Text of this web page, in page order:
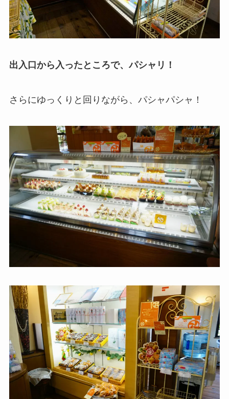
出入口から入ったところで、パシャリ！
さらにゆっくりと回りながら、パシャパシャ！